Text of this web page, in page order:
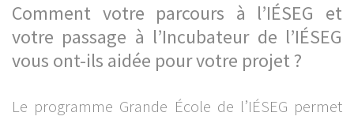
Comment votre parcours à l’IÉSEG et
votre passage à l’Incubateur de l’IÉSEG
vous ont-ils aidée pour votre projet ?
Le programme Grande École de l’IÉSEG permet